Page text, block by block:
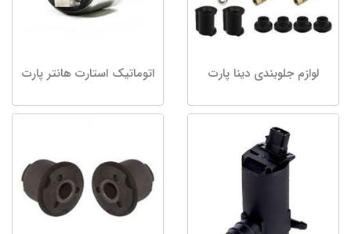
لوازم جلوبندی دینا پارت اتوماتیک استارت هانتر پارت